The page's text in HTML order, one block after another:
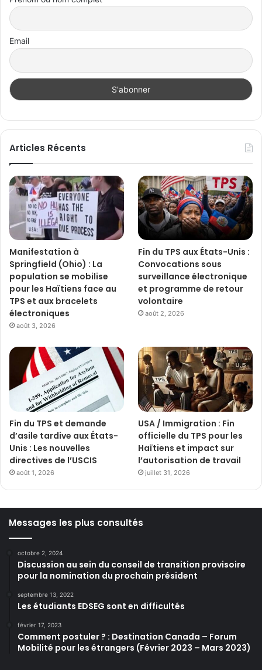
Email
Articles Récents
Manifestation à
Springfield (Ohio) : La
population se mobilise
pour les Haïtiens face au
TPS et aux bracelets
électroniques
août 3, 2026
Fin du TPS aux États-Unis :
Convocations sous
surveillance électronique
et programme de retour
volontaire
août 2, 2026
Fin du TPS et demande
d’asile tardive aux États-
Unis : Les nouvelles
directives de l’USCIS
août 1, 2026
USA / Immigration : Fin
officielle du TPS pour les
Haïtiens et impact sur
l’autorisation de travail
juillet 31, 2026
Messages les plus consultés
octobre 2, 2024
Discussion au sein du conseil de transition provisoire
pour la nomination du prochain président
septembre 13, 2022
Les étudiants EDSEG sont en difficultés
février 17, 2023
Comment postuler ? : Destination Canada – Forum
Mobilité pour les étrangers (Février 2023 – Mars 2023)